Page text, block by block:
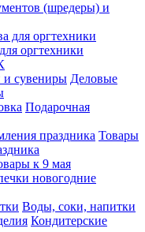
(шредеры) и
оргтехники
Деловые
Подарочная
Товары
к 9 мая
новогодние
Воды, соки, напитки
Кондитерские